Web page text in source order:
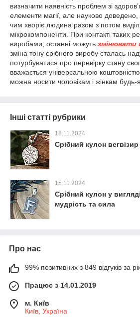
визначити наявність проблем зі
елементи магії, але науково доведено,
чим хворіє людина разом з потом
мікрокомпоненти. При контакті таких
виробами, останні можуть змінювати
зміна тону срібного виробу сталась
потурбуватися про перевірку стану
вважається універсальною
можна носити чоловікам і жінкам будь-
Інші статті рубрики
18.11.2024
Срібний кулон
15.11.2024
Срібний кулон у
мудрість та сила
Про нас
99% позитивних з 849 відгуків за
Працює з 14.01.2019
м. Київ
Київ, Україна